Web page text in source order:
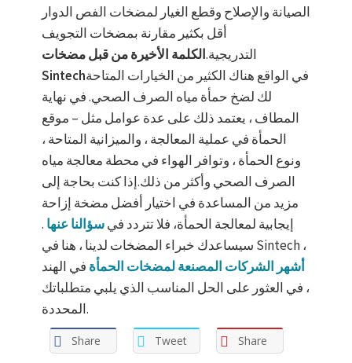
الصيانة والإصلاح وقطع الغيار لمضخات الفص الدوار
أقل بكثير مقارنة بمضخات التجويف
التدريجية.الكلمة الأخيرة من قبل مضخات
Sintechفي الواقع هناك الكثير من الخيارات المتاحة
لك لضخ حمأة مياه الصرف الصحي. في نهاية
المطاف ، يعتمد ذلك على عدة عوامل مثل – موقع
الحمأة في عملية المعالجة ، والميزانية المتاحة ،
ونوع الحمأة ، وتوافر الهواء في محطة معالجة مياه
الصرف الصحي وأكثر من ذلك.إذا كنت بحاجة إلى
مزيد من المساعدة في اختيار أفضل مضخة إزاحة
إيجابية لمعالجة الحمأة، فلا تتردد فيسؤالنا عنها .
سيساعدك خبراء المضخات لدينا ، هنا في Sintech ،
أشهر الشركات المصنعة لمضخات الحمأة في الهند
، في العثور على الحل المناسب الذي يلبي متطلباتك
المحددة.
Share Tweet Share